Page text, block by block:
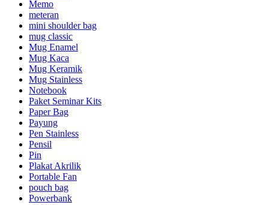
Memo
meteran
mini shoulder bag
mug classic
Mug Enamel
Mug Kaca
Mug Keramik
Mug Stainless
Notebook
Paket Seminar Kits
Paper Bag
Payung
Pen Stainless
Pensil
Pin
Plakat Akrilik
Portable Fan
pouch bag
Powerbank